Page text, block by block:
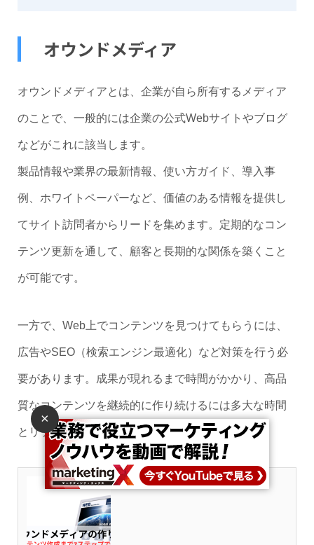
オウンドメディア
オウンドメディアとは、企業が自ら所有するメディア
のことで、一般的には企業の公式Webサイトやブログ
などがこれに該当します。
製品情報や業界の最新情報、使い方ガイド、導入事
例、ホワイトペーパーなど、価値のある情報を提供し
てサイト訪問者からリードを集めます。定期的なコン
テンツ更新を通して、顧客と長期的な関係を築くこと
が可能です。
一方で、Web上でコンテンツを見つけてもらうには、
広告やSEO（検索エンジン最適化）など対策を行う必
要があります。成果が現れるまで時間がかかり、高品
質なコンテンツを継続的に作り続けるには多大な時間
とリソースが必要です。
×